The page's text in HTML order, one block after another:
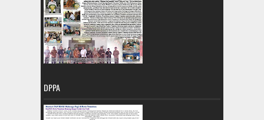
DPPA